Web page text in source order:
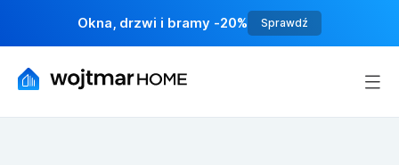
Okna, drzwi i bramy -20% Sprawdź